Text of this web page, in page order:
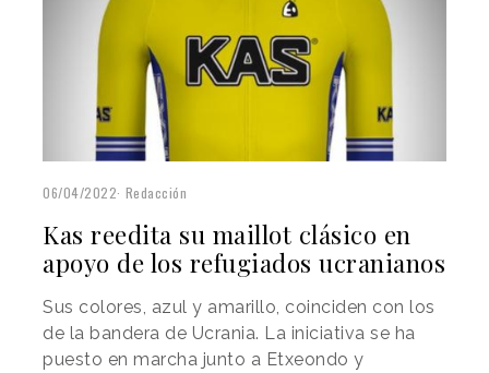
06/04/2022 Redacción
Kas reedita su maillot clásico en
apoyo de los refugiados ucranianos
Sus colores, azul y amarillo, coinciden con los
de la bandera de Ucrania. La iniciativa se ha
puesto en marcha junto a Etxeondo y